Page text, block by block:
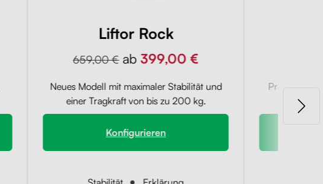
Liftor Rock
659,00 € ab399,00 €
Neues Modell mit maximaler Stabilität und
einer Tragkraft von bis zu 200 kg.
Konfigurieren
allen